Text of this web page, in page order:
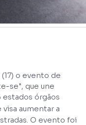
o evento de
se", que une
estados órgãos
visa aumentar a
O evento foi